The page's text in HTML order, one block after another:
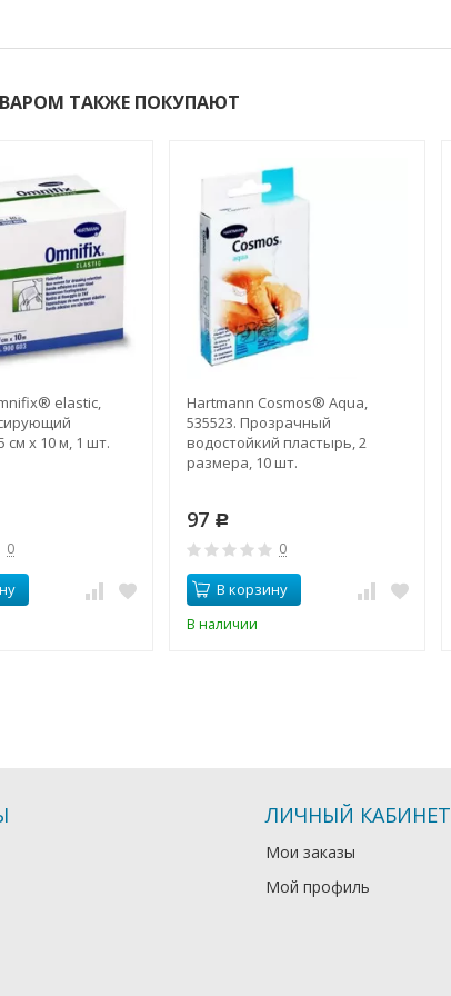
ТАКЖЕ ПОКУПАЮТ
elastic,
см х 10 м, 1 шт.
0
Hartmann Cosmos® Aqua,
535523. Прозрачный
водостойкий пластырь, 2
размера, 10 шт.
97 Р
0
В корзину
В наличии
ЛИЧНЫЙ КАБИНЕТ
Мои заказы
Мой профиль